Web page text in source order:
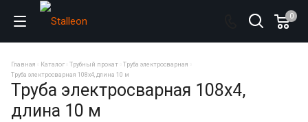
0
Главная Каталог Трубный прокат
Труба электросварная
Труба электросварная 108х4, длина 10 м
Труба электросварная 108х4,
длина 10 м